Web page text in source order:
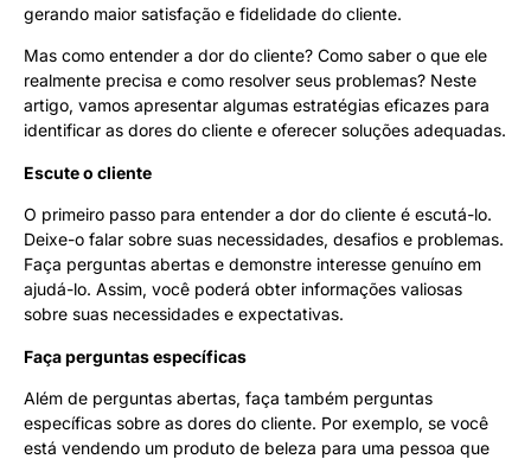
gerando maior satisfação e fidelidade do cliente.
Mas como entender a dor do cliente? Como saber o que ele
realmente precisa e como resolver seus problemas? Neste
artigo, vamos apresentar algumas estratégias eficazes para
identificar as dores do cliente e oferecer soluções adequadas.
Escute o cliente
O primeiro passo para entender a dor do cliente é escutá-lo.
Deixe-o falar sobre suas necessidades, desafios e problemas.
Faça perguntas abertas e demonstre interesse genuíno em
ajudá-lo. Assim, você poderá obter informações valiosas
sobre suas necessidades e expectativas.
Faça perguntas específicas
Além de perguntas abertas, faça também perguntas
específicas sobre as dores do cliente. Por exemplo, se você
está vendendo um produto de beleza para uma pessoa que